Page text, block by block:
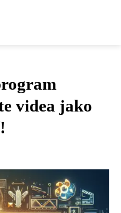
videa jako